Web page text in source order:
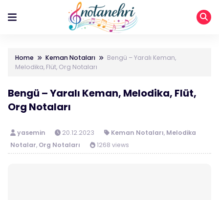
Home Keman Notaları
Bengü – Yaralı Keman,
Melodika, Flüt, Org Notaları
Bengü – Yaralı Keman, Melodika, Flüt,
Org Notaları
yasemin 20.12.2023 Keman Notaları, Melodika
Notalar, Org Notaları 1268 views